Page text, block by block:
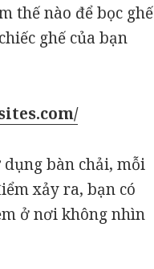
thế nào để bọc ghế
ghế của bạn
bàn chải, mỗi
xảy ra, bạn có
ở nơi không nhìn